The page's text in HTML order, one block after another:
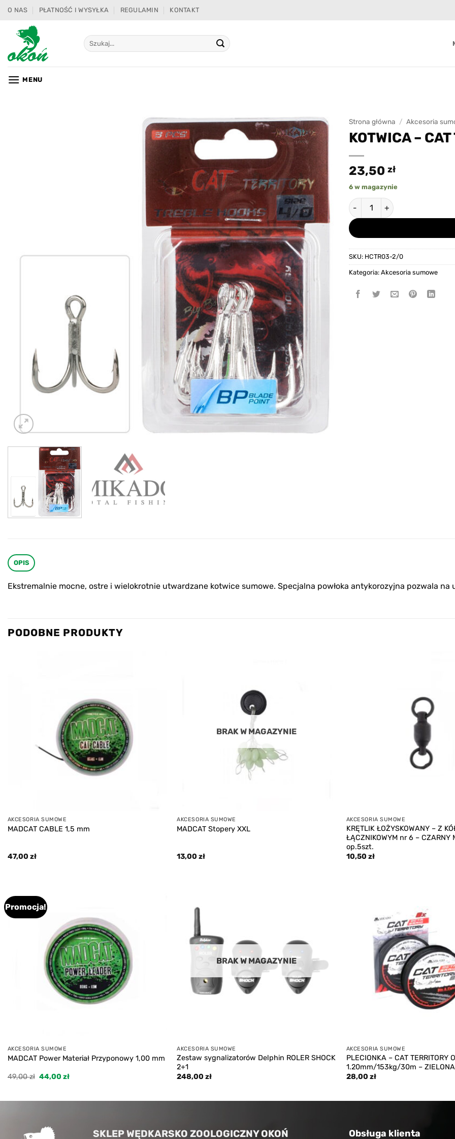
Przewiń
zawartości
O NAS PŁATNOŚĆ I WYSYŁKA REGULAMIN KONTAKT
Szukaj:
MENU
Add to
Strona główna / Akcesoria
KOTWICA –
23,50 zł
6 w magazynie
ilość KOTWICA - CAT
SKU: HCTR03-2/0
Kategoria: Akcesoria sumowe
OPIS
Ekstremalnie mocne, ostre i wielokrotnie utwardzane kotwice sumowe. Specjalna powłoka antykorozyjna pozwala na
PODOBNE PRODUKTY
AKCESORIA SUMOWE
MADCAT CABLE 1,5 mm
47,00 zł
BRAK W MAGAZYNIE
AKCESORIA SUMOWE
MADCAT Stopery XXL
13,00zł
AKCESORIA SUMOWE
KRĘTLIK ŁOŻYSKOWANY – Z
ŁĄCZNIKOWYM nr 6 – CZARNY
op.5szt.
10,50 zł
Promocja!
AKCESORIA SUMOWE
MADCAT Power Materiał Przyponowy 1,00 mm
49,00zł Pierwotna
44,00złAktualna
BRAK W MAGAZYNIE
AKCESORIA SUMOWE
Zestaw sygnalizatorów Delphin ROLER SHOCK
2+1
248,00zł
AKCESORIA SUMOWE
PLECIONKA – CAT TERRITORY
1.20mm/153kg/30m –
28,00 zł
SKLEP WĘDKARSKO ZOOLOGICZNY OKOŃ Obsługa klienta